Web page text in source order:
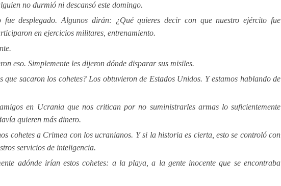
no durmió ni descansó este domingo.
fue desplegado. Algunos dirán: ¿Qué quieres decir con que nuestro ejército fue
en ejercicios militares, entrenamiento.
eso. Simplemente les dijeron dónde disparar sus misiles.
que sacaron los cohetes? Los obtuvieron de Estados Unidos. Y estamos hablando de
en Ucrania que nos critican por no suministrarles armas lo suficientemente
quieren más dinero.
cohetes a Crimea con los ucranianos. Y si la historia es cierta, esto se controló con
servicios de inteligencia.
adónde irían estos cohetes: a la playa, a la gente inocente que se encontraba